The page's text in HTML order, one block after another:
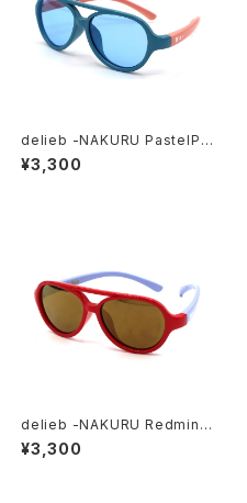
delieb -NAKURU PastelPin
kBlue/LightBlue - BABYsi
ze
¥3,300
delieb -NAKURU Redmint/
Goldmirror- BABYsize
¥3,300